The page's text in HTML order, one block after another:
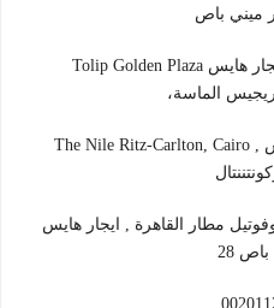
ميني باص
رونيسانس كايرو ميراج سيتي , ايجار هايس Tolip Golden Plaza
القاهرة , ايجار اتوبيسات مرسيدس ‪The Nile Ritz-Carlton, Cairo ,
مطار القاهرة , ايجار هايس
28